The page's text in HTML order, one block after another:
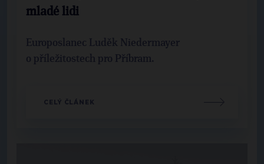
mladé lidi
Europoslanec Luděk Niedermayer
o příležitostech pro Příbram.
CELÝ ČLÁNEK